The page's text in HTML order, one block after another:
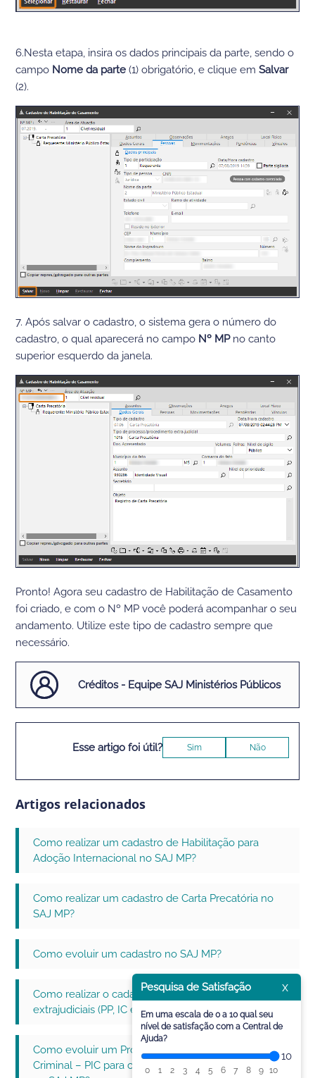
6.Nesta etapa, insira os dados principais da parte, sendo o
campo Nome da parte (1) obrigatório, e clique em Salvar
(2).
7. Após salvar o cadastro, o sistema gera o número do
cadastro, o qual aparecerá no campo Nº MPno canto
superior esquerdo da janela.
Pronto! Agora seu cadastro de Habilitação de Casamento
foi criado, e com o Nº MP você poderá acompanhar o seu
andamento. Utilize este tipo de cadastro sempre que
necessário.
Créditos - Equipe SAJ Ministérios Públicos
Esse artigo foi útil? Sim Não
Artigos relacionados
Como realizar um cadastro de Habilitação para
Adoção Internacional no SAJ MP?
Como realizar um cadastro de Carta Precatória no
SAJ MP?
Como evoluir um cadastro no SAJ MP?
Como realizar o cadastramento de procedimentos
extrajudiciais (PP, IC e PIC) no SAJ MP - MPM?
Como evoluir um Procedimento Investigatório
Criminal – PIC para cadastro de processos do 1º Grau
Pesquisa de Satisfação x
Em uma escala de 0 a 10 qual seu
nível de satisfação com a Central de
Ajuda?
10
0 1 2 3 4 5 6 7 8 9 10